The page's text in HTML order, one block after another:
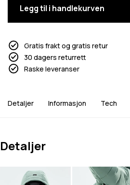
Legg til i handlekurven
Gratis frakt og gratis retur
30 dagers returrett
Raske leveranser
Detaljer Informasjon Tech
Detaljer